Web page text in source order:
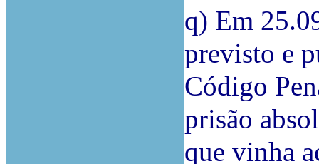
q) Em
previsto e
Código
prisão
que vinha